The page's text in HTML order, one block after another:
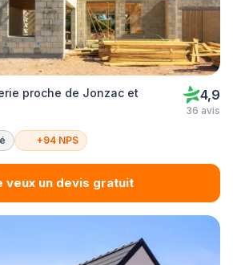
proche de Jonzac et
4,9
36 avis
+94 NPS
veux un devis gratuit